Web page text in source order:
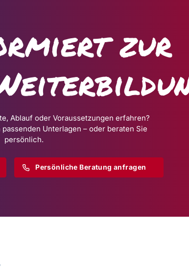
zur
Ablauf oder Voraussetzungen erfahren?
Unterlagen – oder beraten Sie
persönlich.
Persönliche Beratung anfragen